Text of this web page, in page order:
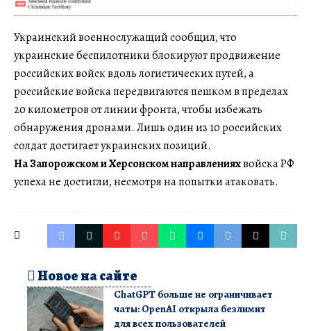
Украинский военнослужащий сообщил, что
украинские беспилотники блокируют продвижение
российских войск вдоль логистических путей, а
российские войска передвигаются пешком в пределах
20 километров от линии фронта, чтобы избежать
обнаружения дронами. Лишь один из 10 российских
солдат достигает украинских позиций.
На Запорожском и Херсонском направленияхвойска РФ
успеха не достигли, несмотря на попытки атаковать.
Новое на сайте
ChatGPT больше не ограничивает
чаты: OpenAI открыла безлимит
для всех пользователей